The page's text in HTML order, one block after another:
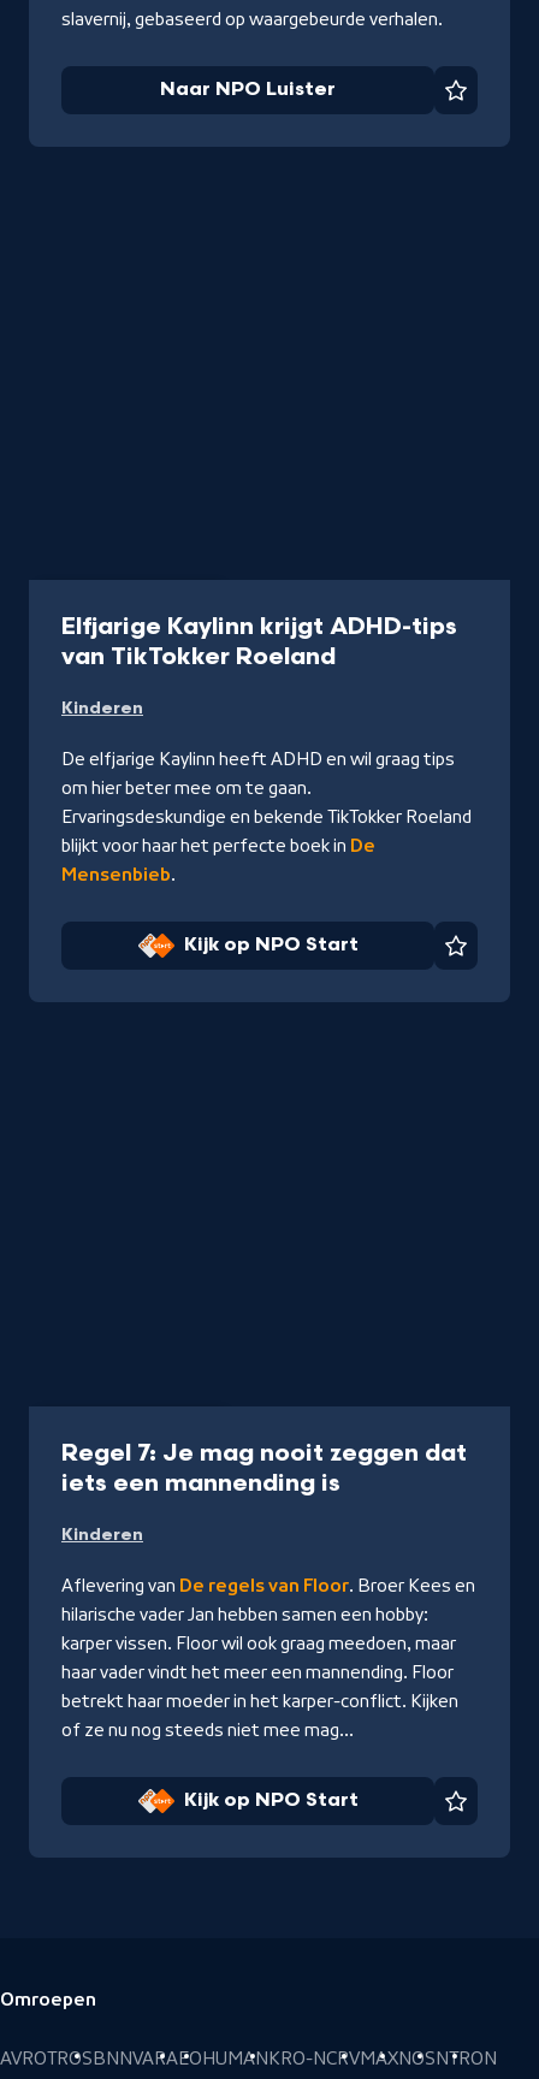
slavernij, gebaseerd op waargebeurde verhalen.
Naar NPO Luister
Elfjarige Kaylinn krijgt ADHD-tips
van TikTokker Roeland-
NPO
Start
Kinderen
De elfjarige Kaylinn heeft ADHD en wil graag tips
om hier beter mee om te gaan.
Ervaringsdeskundige en bekende TikTokker Roeland
blijkt voor haar het perfecte boek in De
Mensenbieb.
Kijk op NPO Start
Regel 7: Je mag nooit zeggen dat
iets een mannending is
NPO
Start
Kinderen
Aflevering van De regels van Floor. Broer Kees en
hilarische vader Jan hebben samen een hobby:
karper vissen. Floor wil ook graag meedoen, maar
haar vader vindt het meer een mannending. Floor
betrekt haar moeder in het karper-conflict. Kijken
of ze nu nog steeds niet mee mag...
Kijk op NPO Start
Voettekst
Omroepen
AVROTROSBNNVARAEOHUMANKRO-NCRVMAXNOSNTRON